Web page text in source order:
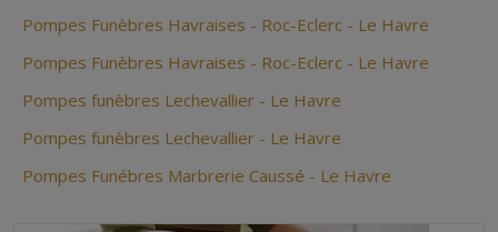
Pompes Funèbres Havraises - Roc-Eclerc - Le Havre
Pompes Funèbres Havraises - Roc-Eclerc - Le Havre
Pompes funèbres Lechevallier - Le Havre
Pompes funèbres Lechevallier - Le Havre
Pompes Funébres Marbrerie Caussé - Le Havre